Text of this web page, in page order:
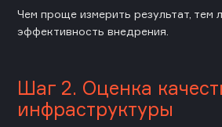
Чем проще измерить результат, тем
эффективность внедрения.
Шаг 2. Оценка
инфраструктуры